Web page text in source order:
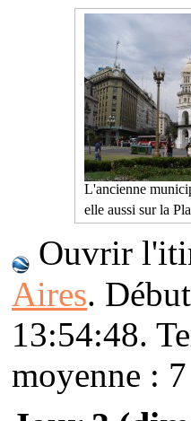
L'ancienne
elle aussi sur la
Ouvrir
Aires.
13:54:48.
moyenne :